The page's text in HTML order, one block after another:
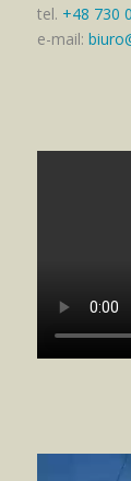
tel. +48 730
e-mail: